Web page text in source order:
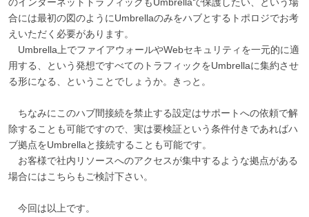
合には最初の図のようにUmbrellaのみをハブとするトポロジでお考
えいただく必要があります。
Umbrella上でファイアウォールやWebセキュリティを一元的に適
用する、という発想ですべてのトラフィックをUmbrellaに集約させ
る形になる、ということでしょうか。きっと。
ちなみにこのハブ間接続を禁止する設定はサポートへの依頼で解
除することも可能ですので、実は要検証という条件付きであればハ
ブ拠点をUmbrellaと接続することも可能です。
お客様で社内リソースへのアクセスが集中するような拠点がある
場合にはこちらもご検討下さい。
今回は以上です。